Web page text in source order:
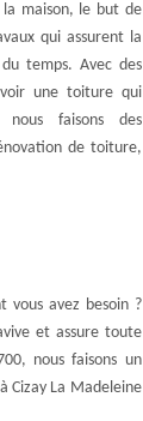
maison, le but de
qui assurent la
temps. Avec des
une toiture qui
faisons des
de toiture,
vous avez besoin ?
et assure toute
nous faisons un
Cizay La Madeleine